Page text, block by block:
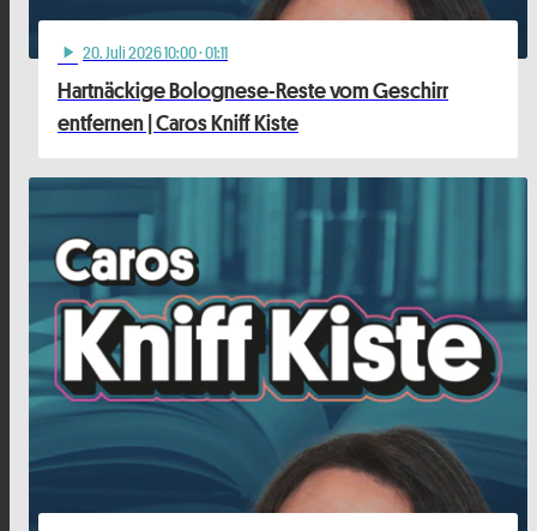
play_arrow 20. Juli 2026 10:00· 01:11
Hartnäckige Bolognese-Reste vom Geschirr
entfernen | Caros Kniff Kiste